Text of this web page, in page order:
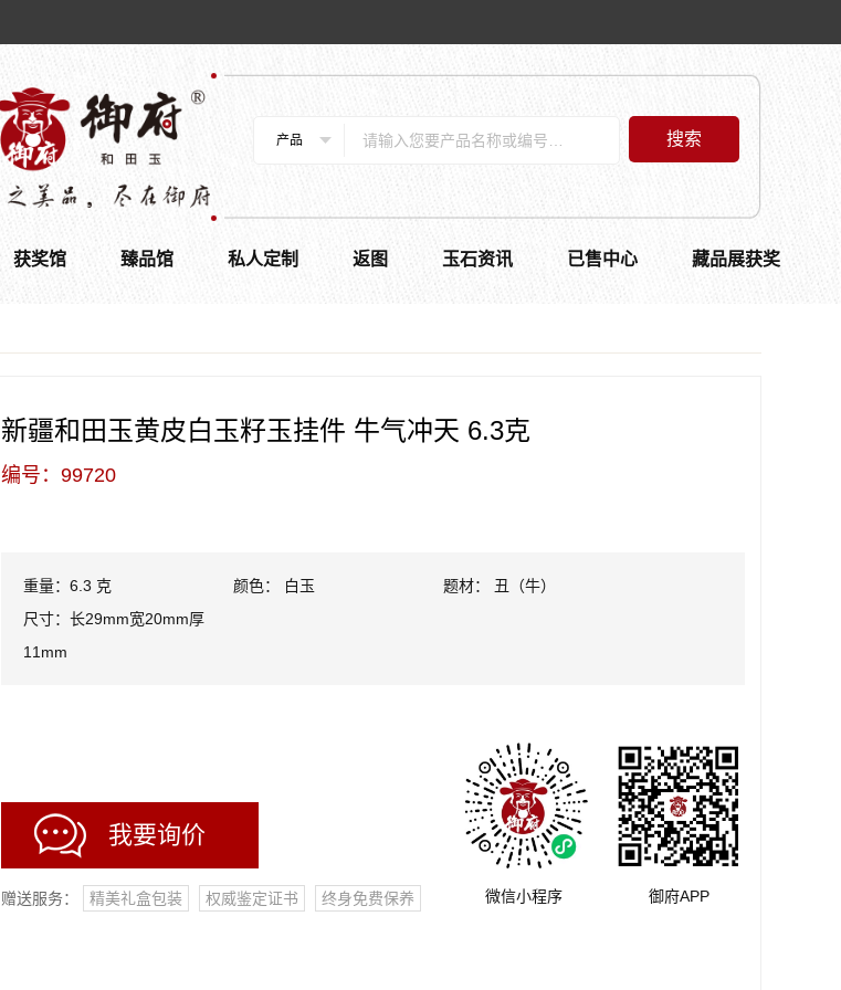
产品 搜索
获奖馆 臻品馆 私人定制 返图 玉石资讯 已售中心 藏品展获奖
新疆和田玉黄皮白玉籽玉挂件 牛气冲天 6.3克
编号：99720
重量：6.3 克 颜色： 白玉
题材： 丑（牛）
尺寸：长29mm宽20mm厚
11mm
我要询价
赠送服务： 精美礼盒包装 权威鉴定证书 终身免费保养 微信小程序 御府APP